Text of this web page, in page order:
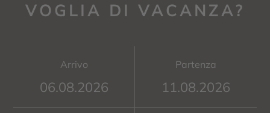
VOGLIA DI VACANZA?
Arrivo Partenza